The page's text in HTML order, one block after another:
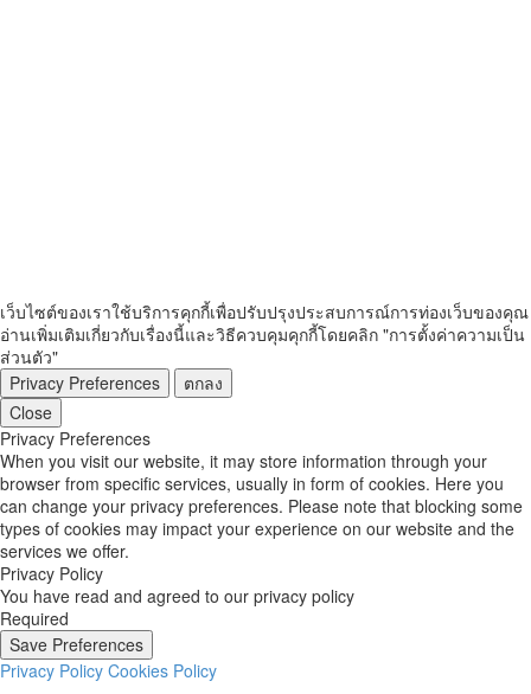
เว็บไซต์ของเราใช้บริการคุกกี้เพื่อปรับปรุงประสบการณ์การท่องเว็บของคุณ
อ่านเพิ่มเติมเกี่ยวกับเรื่องนี้และวิธีควบคุมคุกกี้โดยคลิก "การตั้งค่าความเป็น
ส่วนตัว"
Privacy Preferences
ตกลง
Close
Privacy Preferences
When you visit our website, it may store information through your
browser from specific services, usually in form of cookies. Here you
can change your privacy preferences. Please note that blocking some
types of cookies may impact your experience on our website and the
services we offer.
Privacy Policy
You have read and agreed to our privacy policy
Required
Save Preferences
Privacy Policy Cookies Policy